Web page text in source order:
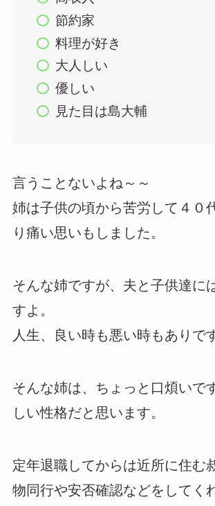
節約家
料理が好き
大人しい
優しい
見た目は島大輔
言うことないよね～～
姉は子供の頃から苦労して４０
り痛い思いもしました。
そんな姉ですが、夫と子供達に
すよ。
人生、良い時も悪い時もありで
そんな姉は、ちょっと口煩いで
しい性格だと思います。
定年退職してからは近所に住む
物同行や安否確認などをしてく